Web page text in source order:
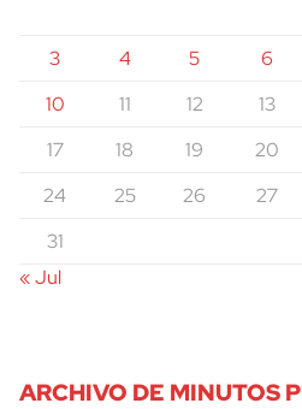
3
4 5 6
10
11 12 13
17
18 19 20
24
25 26 27
31
« Jul
ARCHIVO DE MINUTOS